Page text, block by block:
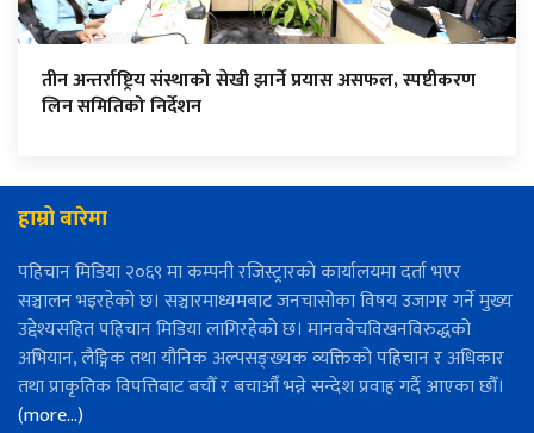
तीन अन्तर्राष्ट्रिय संस्थाको सेखी झार्ने प्रयास असफल, स्पष्टीकरण
लिन समितिको निर्देशन
हाम्रो बारेमा
पहिचान मिडिया २०६९ मा कम्पनी रजिस्ट्रारको कार्यालयमा दर्ता भएर
सञ्चालन भइरहेको छ। सञ्चारमाध्यमबाट जनचासोका विषय उजागर गर्ने मुख्य
उद्देश्यसहित पहिचान मिडिया लागिरहेको छ। मानववेचविखनविरुद्धको
अभियान, लैङ्गिक तथा यौनिक अल्पसङ्ख्यक व्यक्तिको पहिचान र अधिकार
तथा प्राकृतिक विपत्तिबाट बचौँ र बचाऔँ भन्ने सन्देश प्रवाह गर्दै आएका छौँ।
(more…)